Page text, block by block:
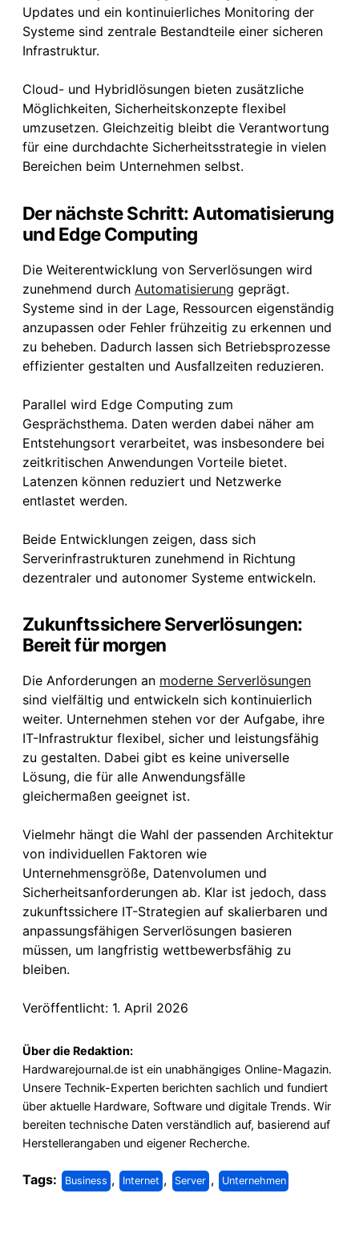
Updates und ein kontinuierliches Monitoring der
Systeme sind zentrale Bestandteile einer sicheren
Infrastruktur.
Cloud- und Hybridlösungen bieten zusätzliche
Möglichkeiten, Sicherheitskonzepte flexibel
umzusetzen. Gleichzeitig bleibt die Verantwortung
für eine durchdachte Sicherheitsstrategie in vielen
Bereichen beim Unternehmen selbst.
Der nächste Schritt: Automatisierung
und Edge Computing
Die Weiterentwicklung von Serverlösungen wird
zunehmend durch Automatisierung geprägt.
Systeme sind in der Lage, Ressourcen eigenständig
anzupassen oder Fehler frühzeitig zu erkennen und
zu beheben. Dadurch lassen sich Betriebsprozesse
effizienter gestalten und Ausfallzeiten reduzieren.
Parallel wird Edge Computing zum
Gesprächsthema. Daten werden dabei näher am
Entstehungsort verarbeitet, was insbesondere bei
zeitkritischen Anwendungen Vorteile bietet.
Latenzen können reduziert und Netzwerke
entlastet werden.
Beide Entwicklungen zeigen, dass sich
Serverinfrastrukturen zunehmend in Richtung
dezentraler und autonomer Systeme entwickeln.
Zukunftssichere Serverlösungen:
Bereit für morgen
Die Anforderungen an moderne Serverlösungen
sind vielfältig und entwickeln sich kontinuierlich
weiter. Unternehmen stehen vor der Aufgabe, ihre
IT-Infrastruktur flexibel, sicher und leistungsfähig
zu gestalten. Dabei gibt es keine universelle
Lösung, die für alle Anwendungsfälle
gleichermaßen geeignet ist.
Vielmehr hängt die Wahl der passenden Architektur
von individuellen Faktoren wie
Unternehmensgröße, Datenvolumen und
Sicherheitsanforderungen ab. Klar ist jedoch, dass
zukunftssichere IT-Strategien auf skalierbaren und
anpassungsfähigen Serverlösungen basieren
müssen, um langfristig wettbewerbsfähig zu
bleiben.
Veröffentlicht: 1. April 2026
Über die Redaktion:
Hardwarejournal.de ist ein unabhängiges Online-Magazin.
Unsere Technik-Experten berichten sachlich und fundiert
über aktuelle Hardware, Software und digitale Trends. Wir
bereiten technische Daten verständlich auf, basierend auf
Herstellerangaben und eigener Recherche.
Tags: Business , Internet , Server , Unternehmen